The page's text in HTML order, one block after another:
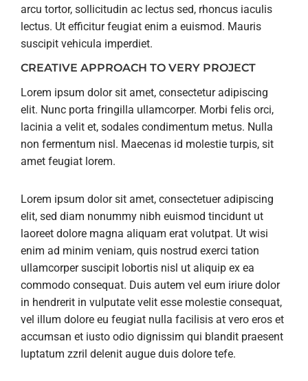
arcu tortor, sollicitudin ac lectus sed, rhoncus iaculis
lectus. Ut efficitur feugiat enim a euismod. Mauris
suscipit vehicula imperdiet.
CREATIVE APPROACH TO VERY PROJECT
Lorem ipsum dolor sit amet, consectetur adipiscing
elit. Nunc porta fringilla ullamcorper. Morbi felis orci,
lacinia a velit et, sodales condimentum metus. Nulla
non fermentum nisl. Maecenas id molestie turpis, sit
amet feugiat lorem.
Lorem ipsum dolor sit amet, consectetuer adipiscing
elit, sed diam nonummy nibh euismod tincidunt ut
laoreet dolore magna aliquam erat volutpat. Ut wisi
enim ad minim veniam, quis nostrud exerci tation
ullamcorper suscipit lobortis nisl ut aliquip ex ea
commodo consequat. Duis autem vel eum iriure dolor
in hendrerit in vulputate velit esse molestie consequat,
vel illum dolore eu feugiat nulla facilisis at vero eros et
accumsan et iusto odio dignissim qui blandit praesent
luptatum zzril delenit augue duis dolore tefe.